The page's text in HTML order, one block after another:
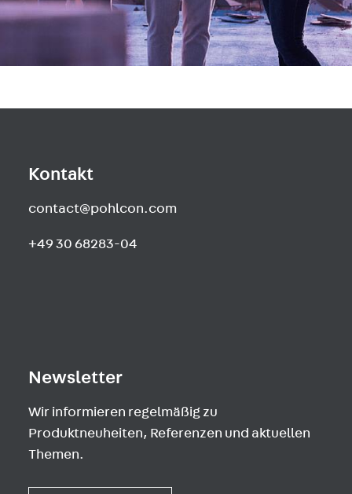
Kontakt
contact@pohlcon.com
+49 30 68283-04
Newsletter
Wir informieren regelmäßig zu
Produktneuheiten, Referenzen und aktuellen
Themen.